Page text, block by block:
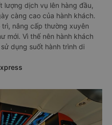
lượng dịch vụ lên hàng đầu,
càng cao của hành khách.
nâng cấp thường xuyên
mới. Vì thế nên hành khách
dụng suốt hành trình di